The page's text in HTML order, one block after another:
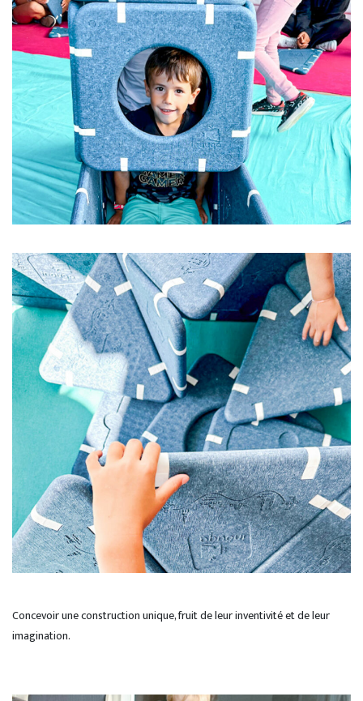
Concevoir une construction unique, fruit de leur inventivité et de leur
imagination.